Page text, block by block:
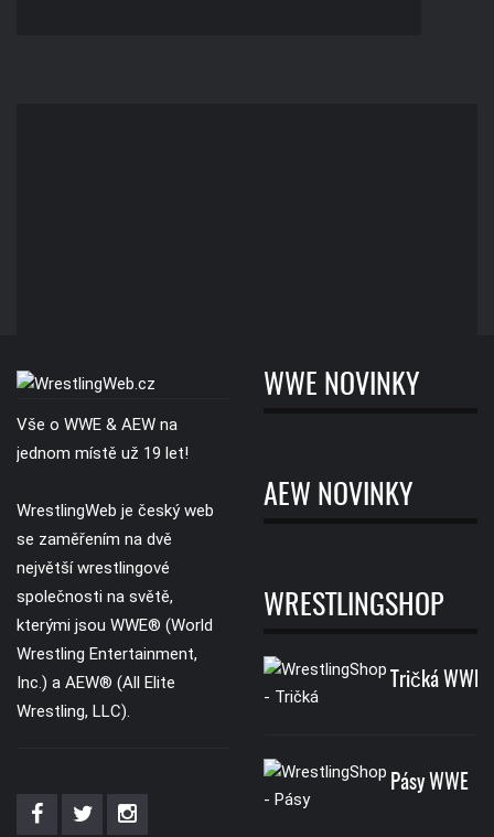
Vše o WWE & AEW na
jednom místě už 19 let!
WrestlingWeb je český web
se zaměřením na dvě
největší wrestlingové
společnosti na světě,
kterými jsou WWE® (World
Wrestling Entertainment,
Inc.) a AEW® (All Elite
Wrestling, LLC).
WWE NOVINKY
AEW NOVINKY
WRESTLINGSHOP
Tričká WWE
Pásy WWE